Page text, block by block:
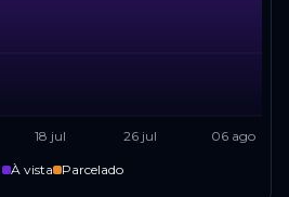
18 jul 26 jul 06 ago
À vista Parcelado